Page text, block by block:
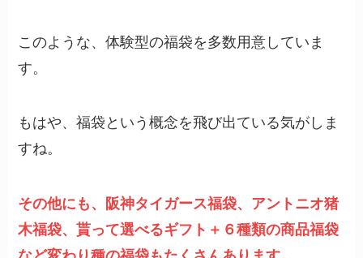
このような、体験型の福袋を多数用意していま
す。
もはや、福袋という概念を飛び出ている気がしま
すね。
その他にも、阪神タイガース福袋、アントニオ猪
木福袋、貰って選べるギフト＋６種類の商品福袋